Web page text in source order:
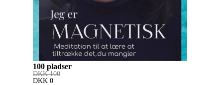
100 pladser
DKK 100
DKK 0